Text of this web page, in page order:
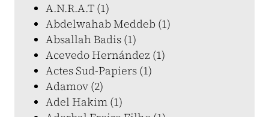
A.N.R.A.T (1)
Abdelwahab Meddeb (1)
Absallah Badis (1)
Acevedo Hernández (1)
Actes Sud-Papiers (1)
Adamov (2)
Adel Hakim (1)